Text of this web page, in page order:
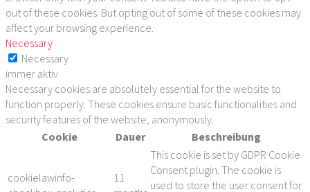
out of these cookies. But opting out of some of these cookies may
affect your browsing experience.
Necessary
Necessary
immer aktiv
Necessary cookies are absolutely essential for the website to
function properly. These cookies ensure basic functionalities and
security features of the website, anonymously.
Cookie
Dauer Beschreibung
cookielawinfo-
11
This cookie is set by GDPR Cookie
Consent plugin. The cookie is
used to store the user consent for